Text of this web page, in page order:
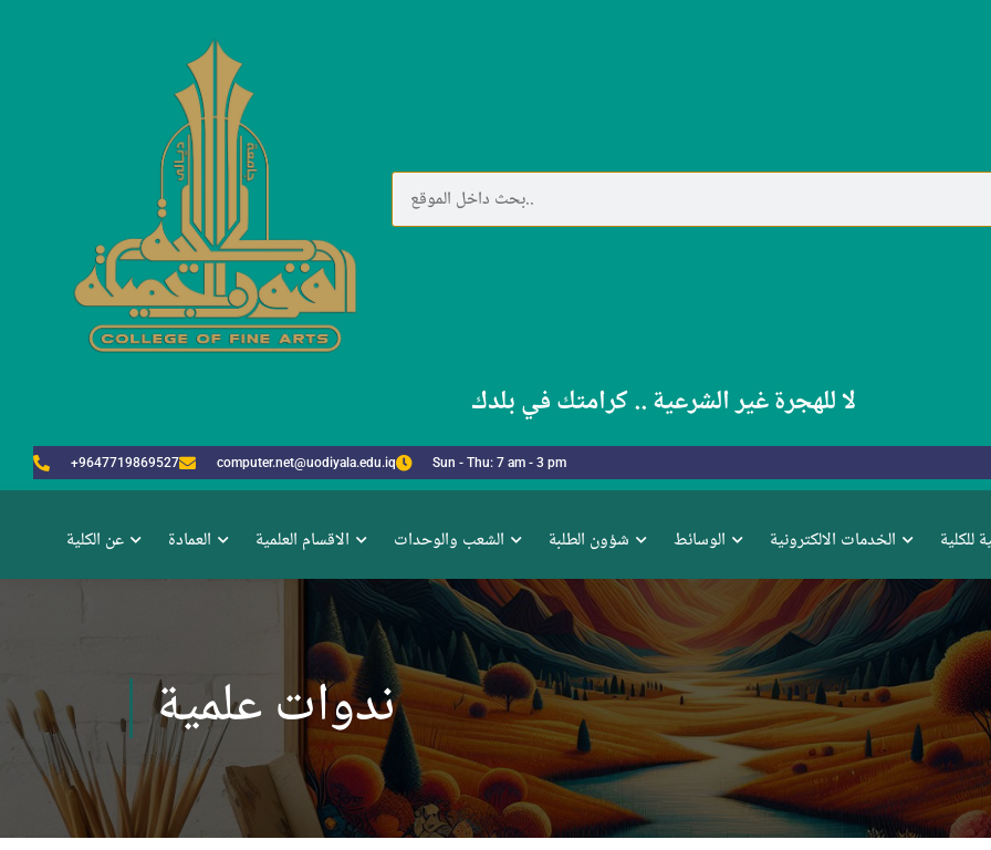
لا للهجرة غير الشرعية .. كرامتك في بلدك
+9647719869527 computer.net@uodiyala.edu.iq Sun - Thu: 7 am - 3 pm
عن الكلية العمادة الاقسام العلمية الشعب والوحدات شؤون الطلبة الوسائط الخدمات الالكترونية للكلية
ندوات علمية